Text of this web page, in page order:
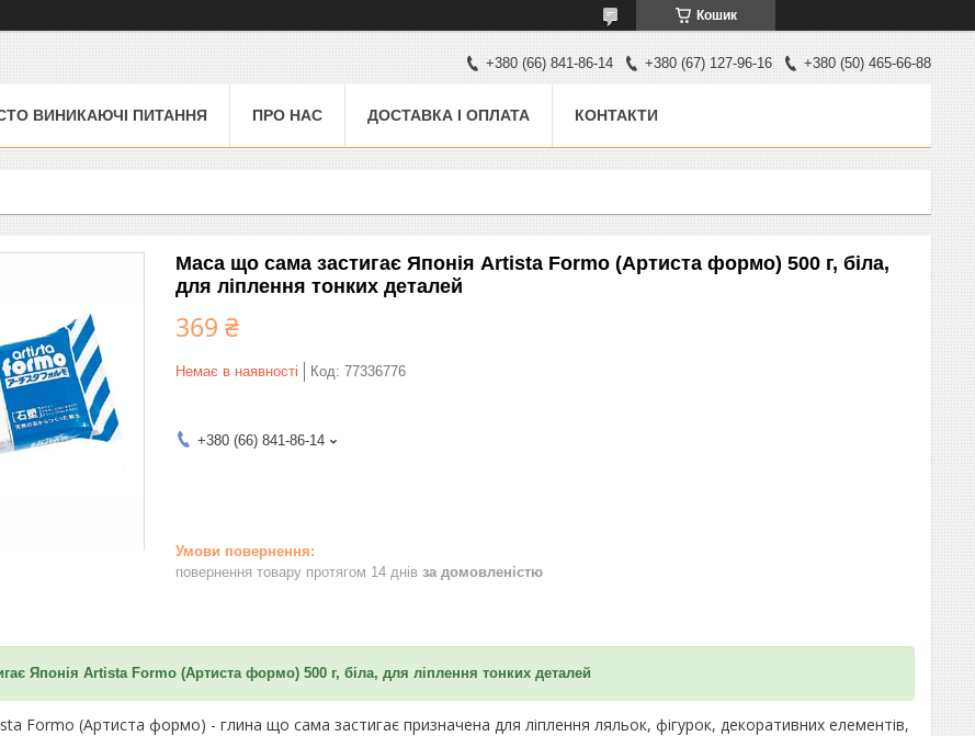
Кошик
+380 (66) 841-86-14 +380 (67) 127-96-16 +380 (50) 465-66-88
ВИНИКАЮЧІ ПИТАННЯ ПРО НАС ДОСТАВКА І ОПЛАТА КОНТАКТИ
Маса що сама застигає Японія Artista Formo (Артиста формо) 500 г, біла,
для ліплення тонких деталей
369 ₴
Немає в наявності Код: 77336776
+380 (66) 841-86-14
повернення товару протягом 14 днів за домовленістю
Японія Artista Formo (Артиста формо) 500 г, біла, для ліплення тонких деталей
Formo (Артиста формо) - глина що сама застигає призначена для ліплення ляльок, фігурок, декоративних елементів,